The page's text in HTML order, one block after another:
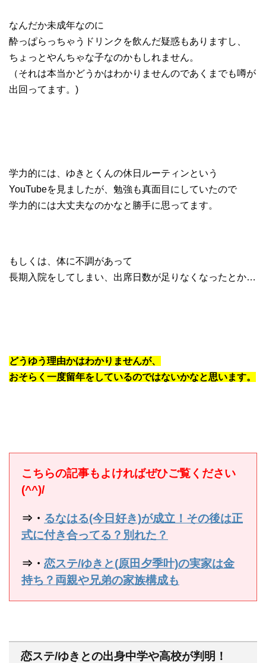
なんだか未成年なのに
酔っぱらっちゃうドリンクを飲んだ疑惑もありますし、
ちょっとやんちゃな子なのかもしれません。
（それは本当かどうかはわかりませんのであくまでも噂が
出回ってます。)
学力的には、ゆきとくんの休日ルーティンという
YouTubeを見ましたが、勉強も真面目にしていたので
学力的には大丈夫なのかなと勝手に思ってます。
もしくは、体に不調があって
長期入院をしてしまい、出席日数が足りなくなったとか…
どうゆう理由かはわかりませんが、
おそらく一度留年をしているのではないかなと思います。
こちらの記事もよければぜひご覧ください
(^^)/
⇒・ るなはる(今日好き)が成立！その後は正
式に付き合ってる？別れた？
⇒・ 恋ステ/ゆきと(原田夕季叶)の実家は金
持ち？両親や兄弟の家族構成も
恋ステ/ゆきとの出身中学や高校が判明！